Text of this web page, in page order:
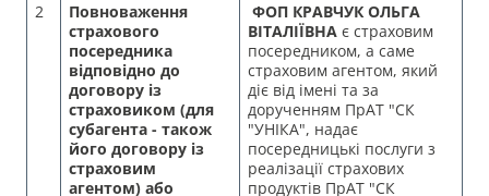
2
Повноваження
страхового
посередника
відповідно до
договору із
страховиком (для
субагента - також
його договору із
страховим
агентом) або
ФОП КРАВЧУК ОЛЬГА
ВІТАЛІЇВНА є страховим
посередником, а саме
страховим агентом, який
діє від імені та за
дорученням ПрАТ "СК
"УНІКА", надає
посередницькі послуги з
реалізації страхових
продуктів ПрАТ "СК